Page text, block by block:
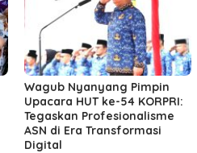
Wagub Nyanyang Pimpin
Upacara HUT ke-54 KORPRI:
Tegaskan Profesionalisme
ASN di Era Transformasi
Digital